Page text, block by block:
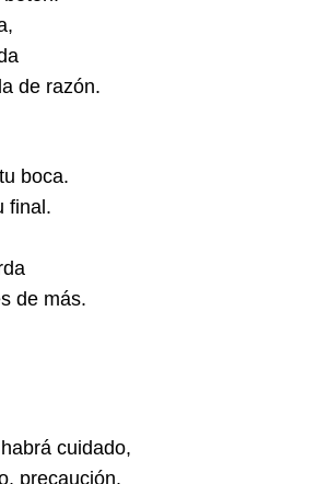
de razón.
boca.
final.
de más.
cuidado,
precaución.